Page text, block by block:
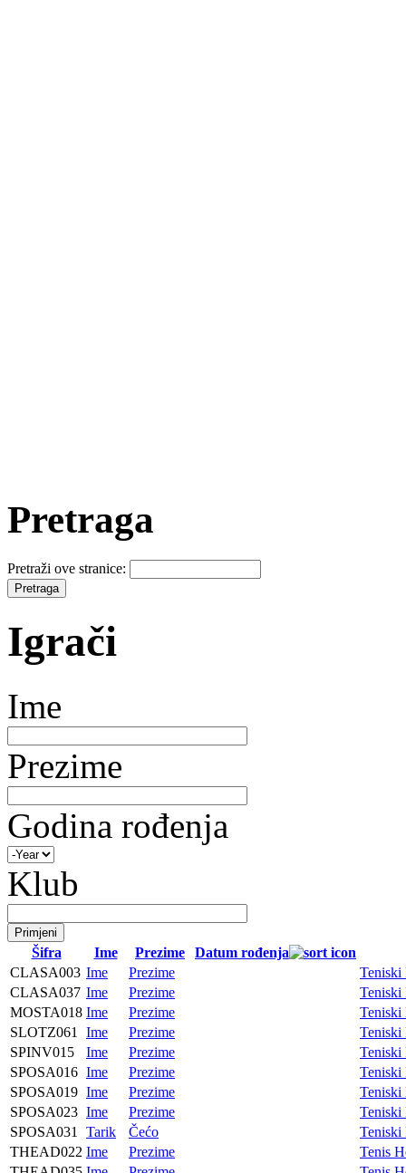
Pretraga
Pretraži ove stranice:
Igrači
Ime
Prezime
Godina rođenja
Klub
Šifra Ime Prezime
Datum rođenja
CLASA003 Ime Prezime
CLASA037 Ime Prezime
MOSTA018 Ime Prezime
SLOTZ061
Ime Prezime
SPINV015
Ime Prezime
Teniski
SPOSA016 Ime Prezime
Teniski
SPOSA019 Ime Prezime
Teniski
SPOSA023 Ime Prezime
Teniski
SPOSA031
Tarik Čećo
Teniski
THEAD022 Ime Prezime
Tenis